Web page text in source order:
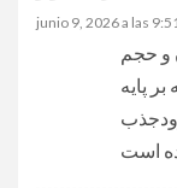
junio 9, 2026 a las
و حجم
پایه